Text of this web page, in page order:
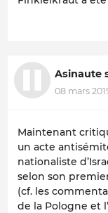
Asinaute
08 mars
Maintenant
un acte
nationaliste
selon son
(cf. les
de la Pologne et